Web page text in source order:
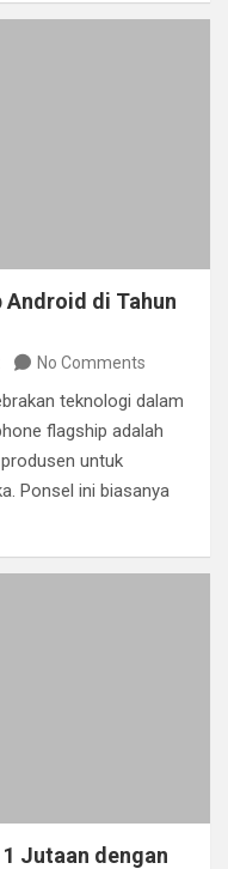
Android di Tahun
No Comments
teknologi dalam
flagship adalah
untuk
Ponsel ini biasanya
Jutaan dengan